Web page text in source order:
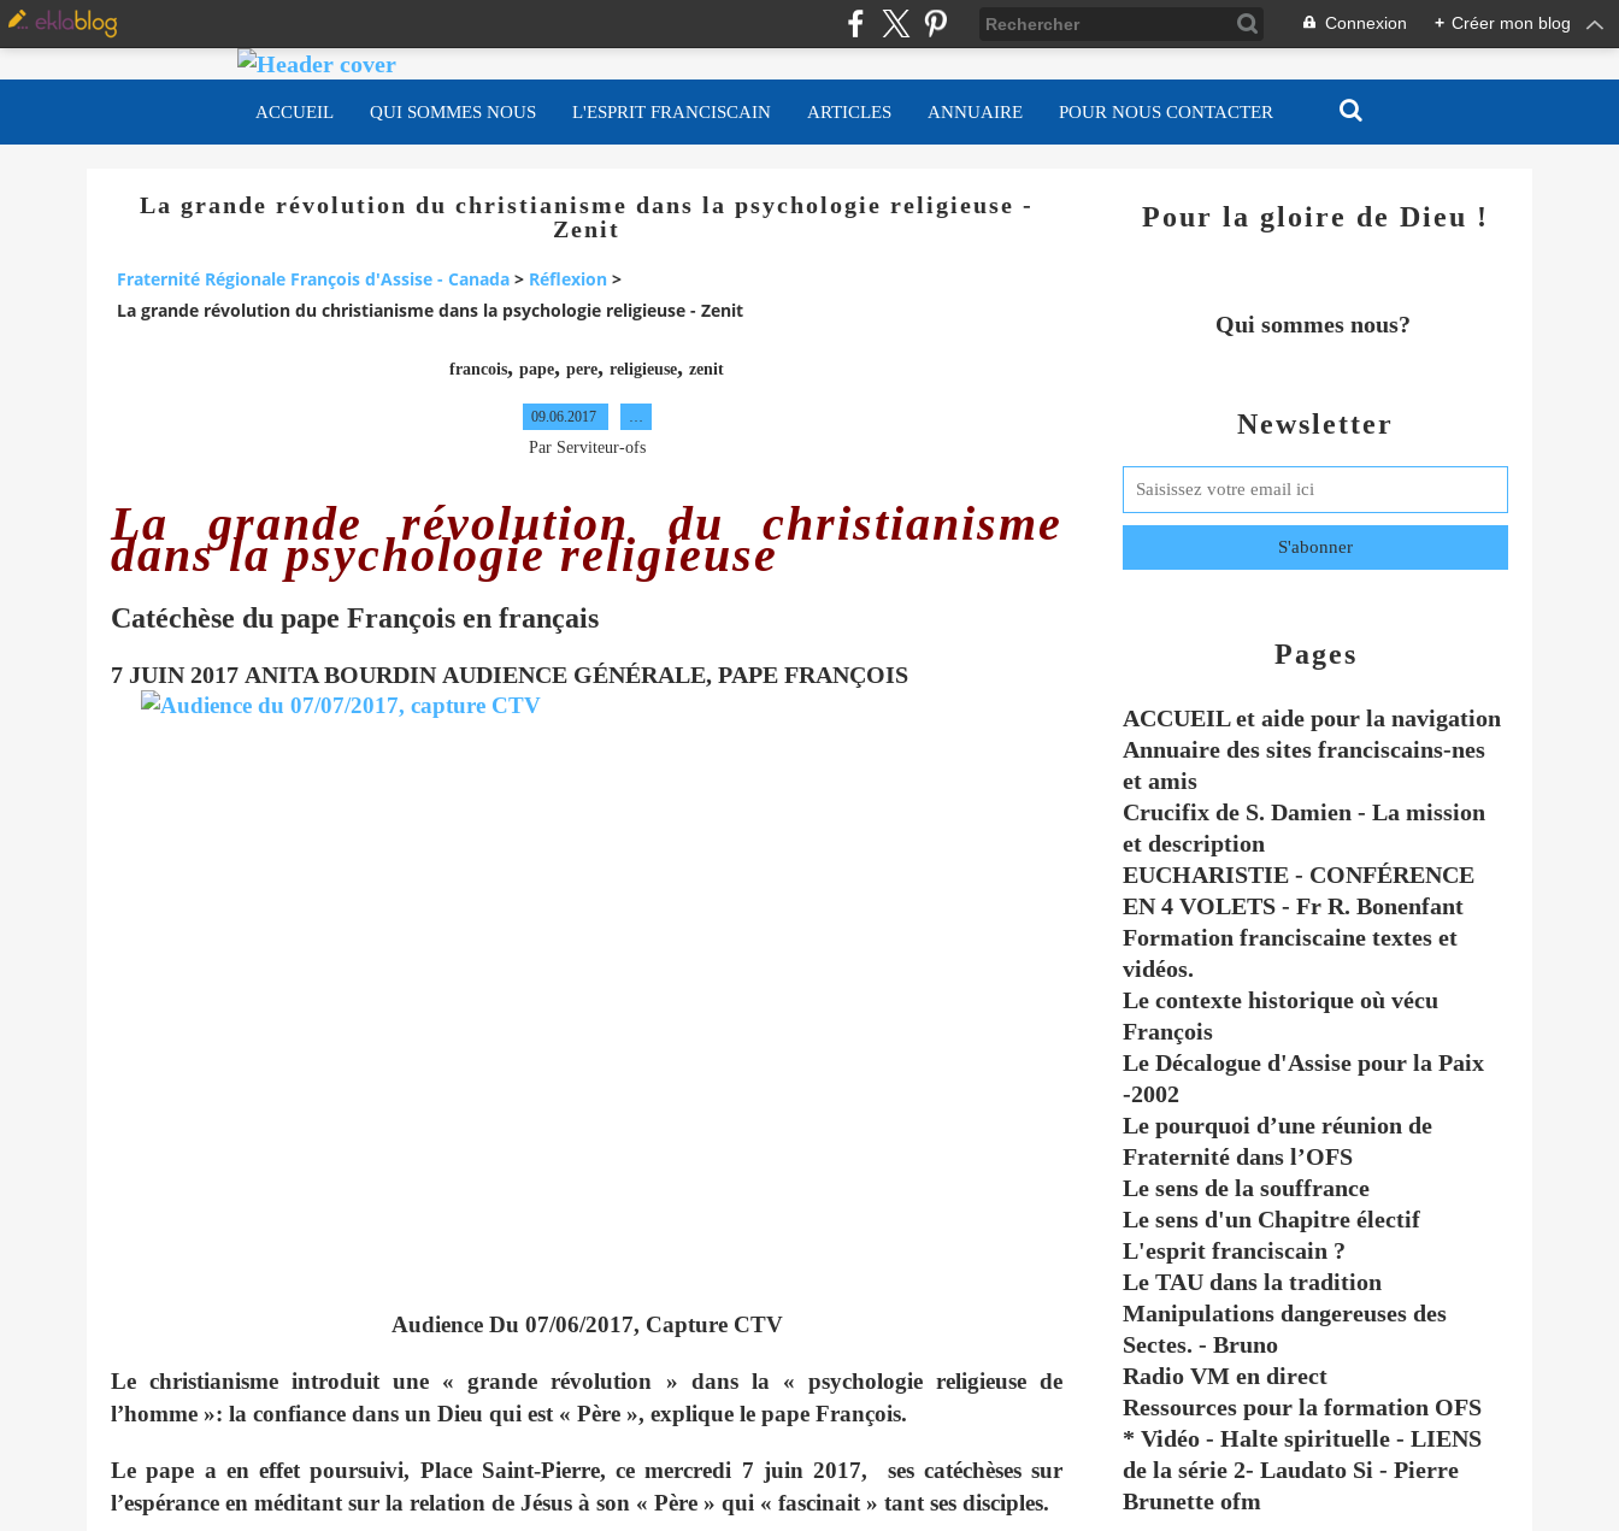
Connexion + Créer mon blog
ACCUEIL QUI SOMMES NOUS L'ESPRIT FRANCISCAIN ARTICLES ANNUAIRE POUR NOUS CONTACTER
La grande révolution du christianisme dans la psychologie religieuse -
Zenit
Fraternité Régionale François d'Assise - Canada > Réflexion >
La grande révolution du christianisme dans la psychologie religieuse - Zenit
francois, pape, pere, religieuse, zenit
09.06.2017
Par Serviteur-ofs
La grande révolution du christianisme
dans la psychologie religieuse
Catéchèse du pape François en français
7 JUIN 2017 ANITA BOURDIN AUDIENCE GÉNÉRALE, PAPE FRANÇOIS
Audience Du 07/06/2017, Capture CTV
Le christianisme introduit une « grande révolution » dans la « psychologie religieuse de
l’homme »: la confiance dans un Dieu qui est « Père », explique le pape François.
Le pape a en effet poursuivi, Place Saint-Pierre, ce mercredi 7 juin 2017, ses catéchèses sur
l’espérance en méditant sur la relation de Jésus à son « Père » qui « fascinait » tant ses disciples.
Newsletter
Pages
ACCUEIL et aide pour la navigation
Annuaire des sites franciscains-nes
et amis
Crucifix de S. Damien - La mission
et description
EUCHARISTIE - CONFÉRENCE
EN 4 VOLETS - Fr R. Bonenfant
Formation franciscaine textes et
vidéos.
Le contexte historique où vécu
François
Le Décalogue d'Assise pour la Paix
-2002
Le pourquoi d’une réunion de
Fraternité dans l’OFS
Le sens de la souffrance
Le sens d'un Chapitre électif
L'esprit franciscain ?
Le TAU dans la tradition
Manipulations dangereuses des
Sectes. - Bruno
Radio VM en direct
Ressources pour la formation OFS
* Vidéo - Halte spirituelle - LIENS
de la série 2- Laudato Si - Pierre
Brunette ofm
Pour la gloire de Dieu !
Qui sommes nous?